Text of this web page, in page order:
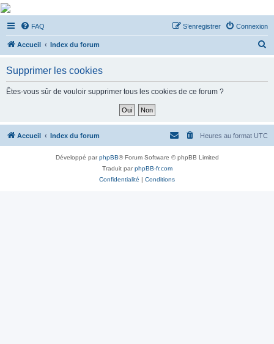
De Musicae Militari -
Forums
Forums de discussions
FAQ Connexion
S’enregistrer
Accueil Index du forum
h
Supprimer les cookies
Êtes-vous sûr de vouloir supprimer tous les cookies de ce forum ?
Accueil Index du forum Heures au format UTC
Développé parphpBB® Forum Software © phpBB Limited
Traduit parphpBB-fr.com
Confidentialité | Conditions